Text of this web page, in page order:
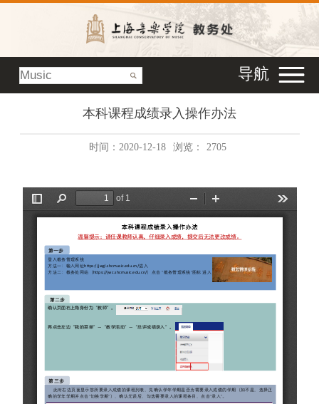
导航
本科课程成绩录入操作办法
时间：2020-12-18 浏览： 2705